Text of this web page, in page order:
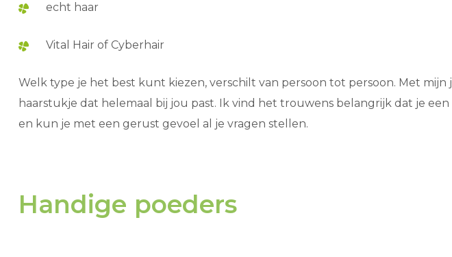
echt haar
Vital Hair of Cyberhair
Welk type je het best kunt kiezen, verschilt van persoon tot persoon. Met
haarstukje dat helemaal bij jou past. Ik vind het trouwens belangrijk dat je
en kun je met een gerust gevoel al je vragen stellen.
Handige poeders